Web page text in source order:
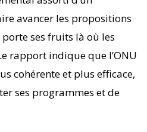
avancer les propositions
ses fruits là où les
rapport indique que l’ONU
cohérente et plus efficace,
ses programmes et de